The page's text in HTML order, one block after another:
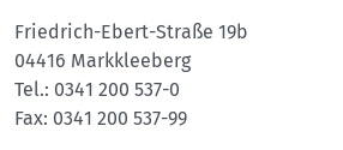
Friedrich-Ebert-Straße 19b
04416 Markkleeberg
Tel.: 0341 200 537-0
Fax: 0341 200 537-99